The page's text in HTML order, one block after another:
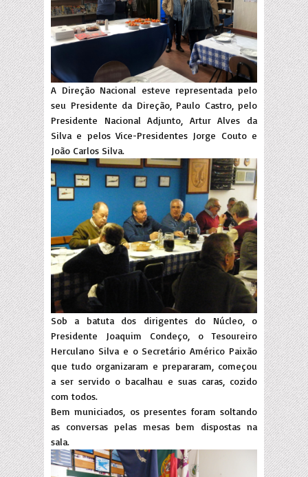
A Direção Nacional esteve representada pelo
seu Presidente da Direção, Paulo Castro, pelo
Presidente Nacional Adjunto, Artur Alves da
Silva e pelos Vice-Presidentes Jorge Couto e
João Carlos Silva.
Sob a batuta dos dirigentes do Núcleo, o
Presidente Joaquim Condeço, o Tesoureiro
Herculano Silva e o Secretário Américo Paixão
que tudo organizaram e prepararam, começou
a ser servido o bacalhau e suas caras, cozido
com todos.
Bem municiados, os presentes foram soltando
as conversas pelas mesas bem dispostas na
sala.